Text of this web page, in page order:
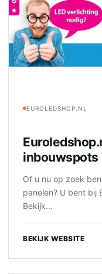
EUROLEDSHOP.NL
inbouwspots
Of u nu op zoek
panelen? U bent bij
Bekijk...
BEKIJK WEBSITE